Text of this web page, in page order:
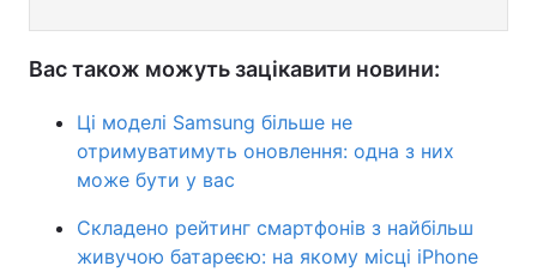
Вас також можуть зацікавити новини:
Ці моделі Samsung більше не
отримуватимуть оновлення: одна з них
може бути у вас
Складено рейтинг смартфонів з найбільш
живучою батареєю: на якому місці iPhone